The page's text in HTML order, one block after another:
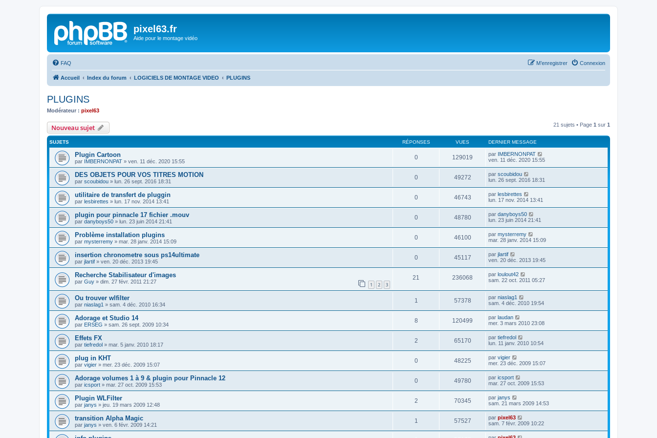
pixel63.fr
Aide pour le montage vidéo
FAQ Connexion
M’enregistrer
Accueil Index du forum LOGICIELS DE MONTAGE VIDEO PLUGINS
PLUGINS
Modérateur : pixel63
Nouveau sujet 21 sujets • Page 1 sur 1
SUJETS RÉPONSES VUES DERNIER MESSAGE
Plugin Cartoon
par IMBERNONPAT » ven. 11 déc. 2020 15:55
0 129019 par IMBERNONPAT
ven. 11 déc. 2020 15:55
DES OBJETS POUR VOS TITRES MOTION
par scoubidou » lun. 26 sept. 2016 18:31
0 49272 par scoubidou
lun. 26 sept. 2016 18:31
utilitaire de transfert de pluggin
par lesbirettes » lun. 17 nov. 2014 13:41
0 46743 par lesbirettes
lun. 17 nov. 2014 13:41
plugin pour pinnacle 17 fichier .mouv
par danyboys50 » lun. 23 juin 2014 21:41
0 48780 par danyboys50
lun. 23 juin 2014 21:41
Problème installation plugins
par mysterremy » mar. 28 janv. 2014 15:09
0 46100 par mysterremy
mar. 28 janv. 2014 15:09
insertion chronometre sous ps14ultimate
par jlartif » ven. 20 déc. 2013 19:45
0 45117 par jlartif
ven. 20 déc. 2013 19:45
Recherche Stabilisateur d'images
par Guy » dim. 27 févr. 2011 21:27 1 2 3
21 236068 par loulout42
sam. 22 oct. 2011 05:27
Ou trouver wlfilter
par niaslag1 » sam. 4 déc. 2010 16:34
1 57378 par niaslag1
sam. 4 déc. 2010 19:54
Adorage et Studio 14
par ERSEG » sam. 26 sept. 2009 10:34
8 120499 par laudan
mer. 3 mars 2010 23:08
Effets FX
par tiefredol » mar. 5 janv. 2010 18:17
2 65170 par tiefredol
lun. 11 janv. 2010 10:54
plug in KHT
par vigier » mer. 23 déc. 2009 15:07
0 48225 par vigier
mer. 23 déc. 2009 15:07
Adorage volumes 1 à 9 & plugin pour Pinnacle 12
par icsport » mar. 27 oct. 2009 15:53
0 49780 par icsport
mar. 27 oct. 2009 15:53
Plugin WLFilter
par janys » jeu. 19 mars 2009 12:48
2 70345 par janys
sam. 21 mars 2009 14:53
transition Alpha Magic
par janys » ven. 6 févr. 2009 14:21
1 57527 par pixel63
sam. 7 févr. 2009 10:22